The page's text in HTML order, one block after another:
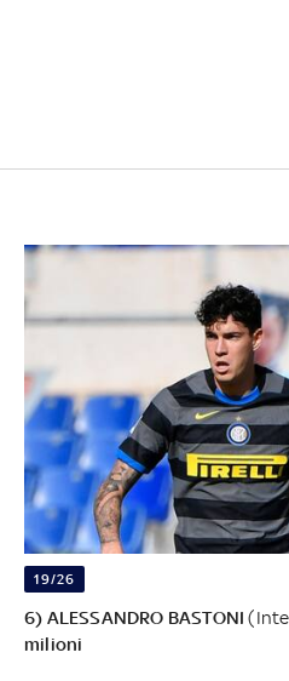
19/26
6) ALESSANDRO BASTONI
milioni